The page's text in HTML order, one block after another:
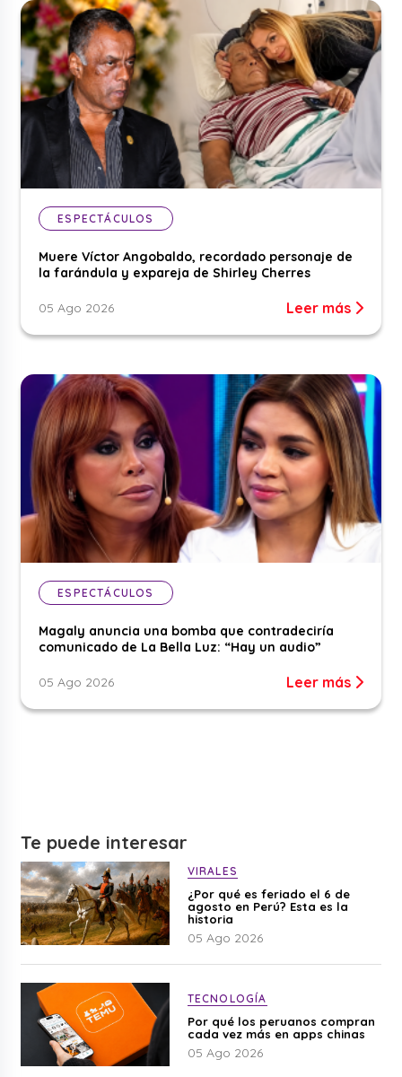
ESPECTÁCULOS
Muere Víctor Angobaldo, recordado personaje de
la farándula y expareja de Shirley Cherres
05 Ago 2026 Leer más
ESPECTÁCULOS
Magaly anuncia una bomba que contradeciría
comunicado de La Bella Luz: “Hay un audio”
05 Ago 2026 Leer más
Te puede interesar
VIRALES
¿Por qué es feriado el 6 de
agosto en Perú? Esta es la
historia
05 Ago 2026
TECNOLOGÍA
Por qué los peruanos compran
cada vez más en apps chinas
05 Ago 2026